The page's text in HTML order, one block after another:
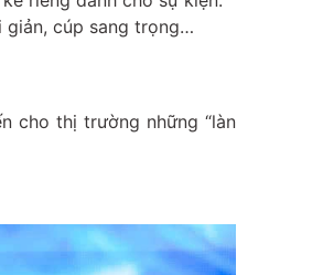
giản, cúp sang trọng…
cho thị trường những “làn